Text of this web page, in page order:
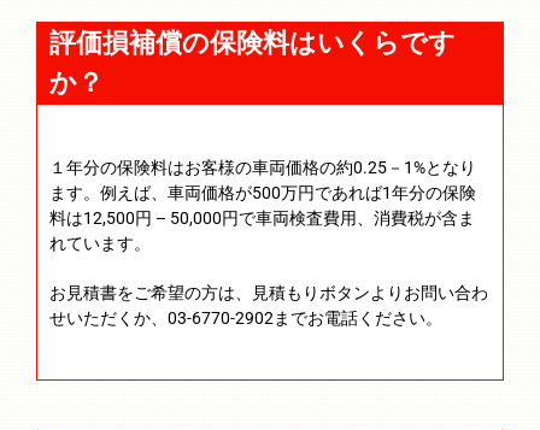
評価損補償の保険料はいくらです
か？
１年分の保険料はお客様の車両価格の約0.25－1%となり
ます。例えば、車両価格が500万円であれば1年分の保険
料は12,500円 – 50,000円で車両検査費用、消費税が含ま
れています。
お見積書をご希望の方は、見積もりボタンよりお問い合わ
せいただくか、03-6770-2902までお電話ください。